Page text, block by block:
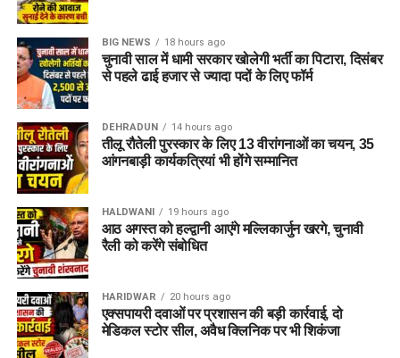
BIG NEWS 18 hours ago
चुनावी साल में धामी सरकार खोलेगी भर्ती का पिटारा, दिसंबर
से पहले ढाई हजार से ज्यादा पदों के लिए फॉर्म
DEHRADUN 14 hours ago
तीलू रौतेली पुरस्कार के लिए 13 वीरांगनाओं का चयन, 35
आंगनबाड़ी कार्यकत्रियां भी होंगे सम्मानित
HALDWANI 19 hours ago
आठ अगस्त को हल्द्वानी आएंगे मल्लिकार्जुन खरगे, चुनावी
रैली को करेंगे संबोधित
HARIDWAR 20 hours ago
एक्सपायरी दवाओं पर प्रशासन की बड़ी कार्रवाई, दो
मेडिकल स्टोर सील, अवैध क्लिनिक पर भी शिकंजा